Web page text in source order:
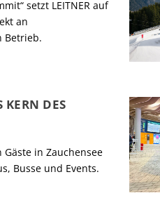
setzt LEITNER auf
an
Betrieb.
KERN DES
in Zauchensee
Busse und Events.